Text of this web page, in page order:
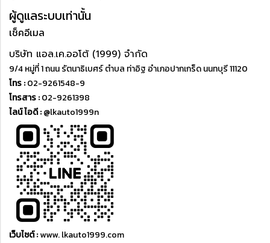
ผู้ดูแลระบบเท่านั้น
เช็คอีเมล
บริษัท แอล.เค.ออโต้ (1999) จำกัด
9/4 หมู่ที่ 1 ถนน รัตนาธิเบศร์ ตำบล ท่าอิฐ อำเภอปากเกร็ด นนทบุรี 11120
โทร :02-9261548-9
โทรสาร :02-9261398
ไลน์ ไอดี :@lkauto1999n
เว็บไซต์ :www. lkauto1999.com